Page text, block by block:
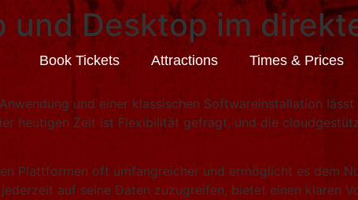
Book Tickets Attractions Times & Prices
und Desktop im
und einer klassischen Softwareinstallation
heutigen Zeit ist Flexibilität gefragt, und die
Plattformen oft umfangreicher und ermöglicht es dem
auf seine Daten zuzugreifen, bietet einen klaren